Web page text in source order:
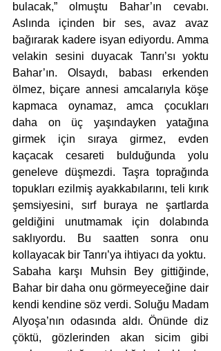
bulacak,” olmuştu Bahar’ın cevabı.
Aslında içinden bir ses, avaz avaz
bağırarak kadere isyan ediyordu. Amma
velakin sesini duyacak Tanrı’sı yoktu
Bahar’ın. Olsaydı, babası erkenden
ölmez, biçare annesi amcalarıyla köşe
kapmaca oynamaz, amca çocukları
daha on üç yaşındayken yatağına
girmek için sıraya girmez, evden
kaçacak cesareti bulduğunda yolu
geneleve düşmezdi. Taşra toprağında
topukları ezilmiş ayakkabılarını, teli kırık
şemsiyesini, sırf buraya ne şartlarda
geldiğini unutmamak için dolabında
saklıyordu. Bu saatten sonra onu
kollayacak bir Tanrı’ya ihtiyacı da yoktu.
Sabaha karşı Muhsin Bey gittiğinde,
Bahar bir daha onu görmeyeceğine dair
kendi kendine söz verdi. Soluğu Madam
Alyoşa’nın odasında aldı. Önünde diz
çöktü, gözlerinden akan sicim gibi